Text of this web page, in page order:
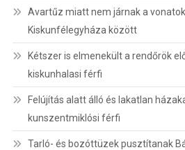
Avartűz miatt nem járnak a
Kiskunfélegyháza között
Kétszer is elmenekült a rendőrök
kiskunhalasi férfi
Felújítás alatt álló és lakatlan
kunszentmiklósi férfi
Tarló- és bozóttüzek pusztítanak